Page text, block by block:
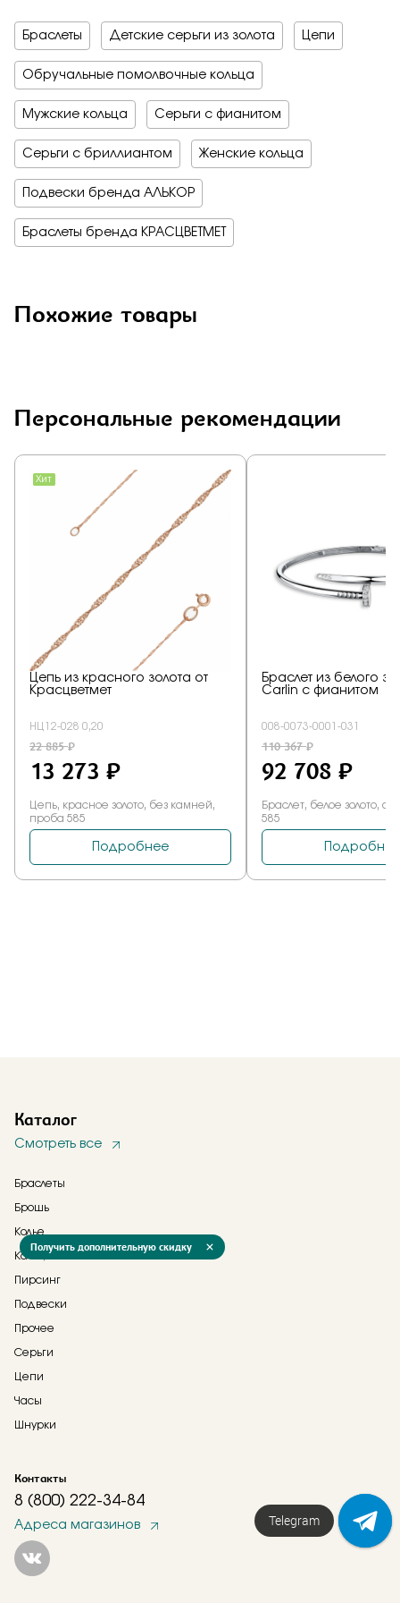
Браслеты Детские серьги из золота Цепи
Обручальные помолвочные кольца
Мужские кольца Серьги с фианитом
Серьги с бриллиантом Женские кольца
Подвески бренда АЛЬКОР
Браслеты бренда КРАСЦВЕТМЕТ
Похожие товары
Персональные рекомендации
Каталог
Смотреть все
Браслеты
Брошь
Колье
Кольца
Пирсинг
Подвески
Прочее
Серьги
Цепи
Часы
Шнурки
Контакты
8 (800) 222-34-84
Адреса магазинов
Получить дополнительную скидку
Telegram